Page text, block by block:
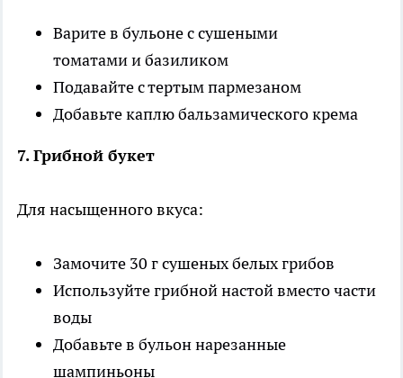
Варите в бульоне с сушеными
томатами и базиликом
Подавайте с тертым пармезаном
Добавьте каплю бальзамического крема
7. Грибной букет
Для насыщенного вкуса:
Замочите 30 г сушеных белых грибов
Используйте грибной настой вместо части
воды
Добавьте в бульон нарезанные
шампиньоны